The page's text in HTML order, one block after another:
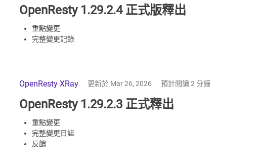
OpenResty 1.29.2.4 正式版釋出
重點變更
完整變更記錄
OpenResty XRay 更新於 Mar 26, 2026 預計閱讀 2 分鐘
OpenResty 1.29.2.3 正式釋出
重點變更
完整變更日誌
反饋